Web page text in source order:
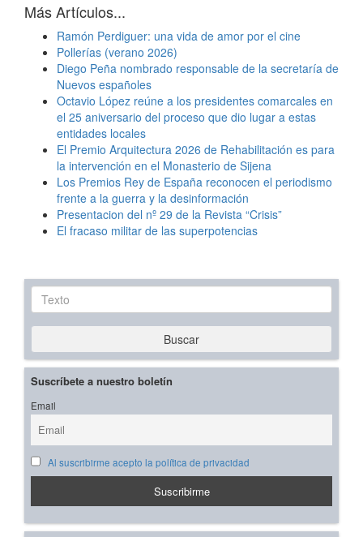
Más Artículos...
Ramón Perdiguer: una vida de amor por el cine
Pollerías (verano 2026)
Diego Peña nombrado responsable de la secretaría de
Nuevos españoles
Octavio López reúne a los presidentes comarcales en
el 25 aniversario del proceso que dio lugar a estas
entidades locales
El Premio Arquitectura 2026 de Rehabilitación es para
la intervención en el Monasterio de Sijena
Los Premios Rey de España reconocen el periodismo
frente a la guerra y la desinformación
Presentacion del nº 29 de la Revista “Crisis”
El fracaso militar de las superpotencias
Texto
Buscar
Suscríbete a nuestro boletín
Email
Al suscribirme acepto la política de privacidad